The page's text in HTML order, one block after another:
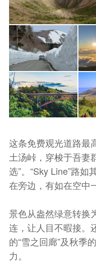
这条免费观光道路最
土汤峠，穿梭于吾妻
选”。“Sky Line”路
在旁边，有如在空中
景色从盎然绿意转换
连，让人目不暇接。
的“雪之回廊”及秋季
力。